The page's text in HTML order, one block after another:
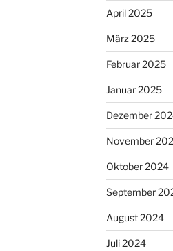
April 2025
März 2025
Februar 2025
Januar 2025
Dezember
November
Oktober 2024
September
August 2024
Juli 2024